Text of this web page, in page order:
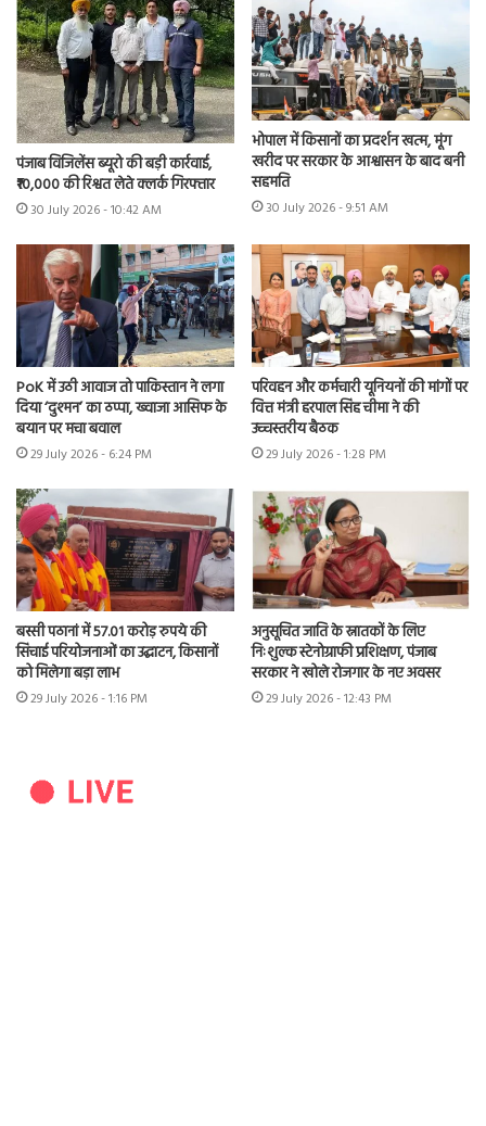
पंजाब विजिलेंस ब्यूरो की बड़ी कार्रवाई,
₹10,000 की रिश्वत लेते क्लर्क गिरफ्तार
30 July 2026 - 10:42 AM
भोपाल में किसानों का प्रदर्शन खत्म, मूंग
खरीद पर सरकार के आश्वासन के बाद बनी
सहमति
30 July 2026 - 9:51 AM
PoK में उठी आवाज तो पाकिस्तान ने लगा
दिया ‘दुश्मन’ का ठप्पा, ख्वाजा आसिफ के
बयान पर मचा बवाल
29 July 2026 - 6:24 PM
परिवहन और कर्मचारी यूनियनों की मांगों पर
वित्त मंत्री हरपाल सिंह चीमा ने की
उच्चस्तरीय बैठक
29 July 2026 - 1:28 PM
बस्सी पठानां में 57.01 करोड़ रुपये की
सिंचाई परियोजनाओं का उद्घाटन, किसानों
को मिलेगा बड़ा लाभ
29 July 2026 - 1:16 PM
अनुसूचित जाति के स्नातकों के लिए
निःशुल्क स्टेनोग्राफी प्रशिक्षण, पंजाब
सरकार ने खोले रोजगार के नए अवसर
29 July 2026 - 12:43 PM